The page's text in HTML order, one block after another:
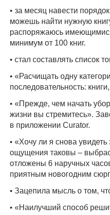
• за месяц навести
можешь найти нужную
распоряжаюсь
минимум от 100 книг.
• стал составлять список
• «Расчищать одну
последовательность:
• «Прежде, чем начать
жизни вы стремитесь».
в приложении Curator.
• «Хочу ли я снова
ощущения таковы –
отложены 6 наручных
приятным новогодним
• Зацепила мысль о том,
• «Наилучший способ